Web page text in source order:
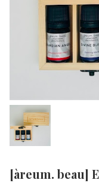
[àreum. beau]